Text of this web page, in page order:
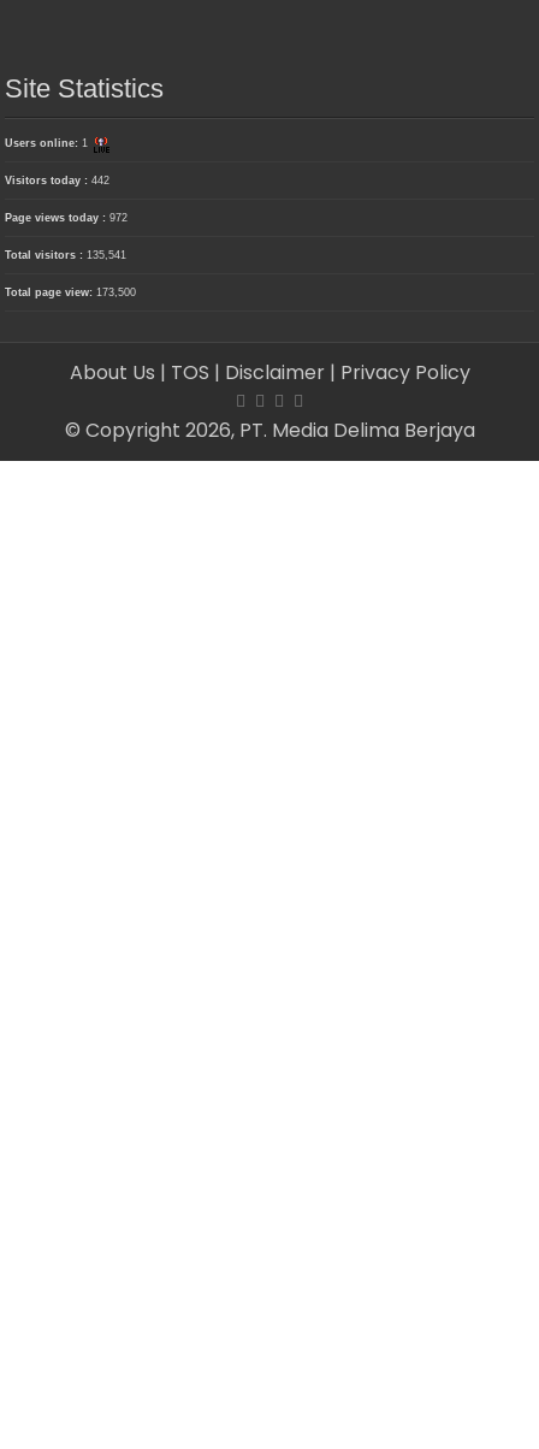
Site Statistics
Users online:1
Visitors today :442
Page views today :972
Total visitors :135,541
Total page view:173,500
About Us | TOS | Disclaimer | Privacy Policy
© Copyright 2026, PT. Media Delima Berjaya